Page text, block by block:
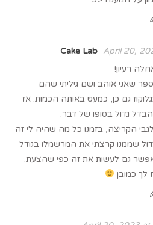
Cake Lab
April 20,
רעיון!
שאני אוהב ושם גיליתי שהם
גם כן, כמעט באותה הכמות. אז
גדול בסופו של דבר.
הקריצה, בזמנו כל מה שהיה לי זה
שממנו קרצתי את המרשמלו בגודל
גם לעשות את זה כפי שהצעת.
לך כמובן